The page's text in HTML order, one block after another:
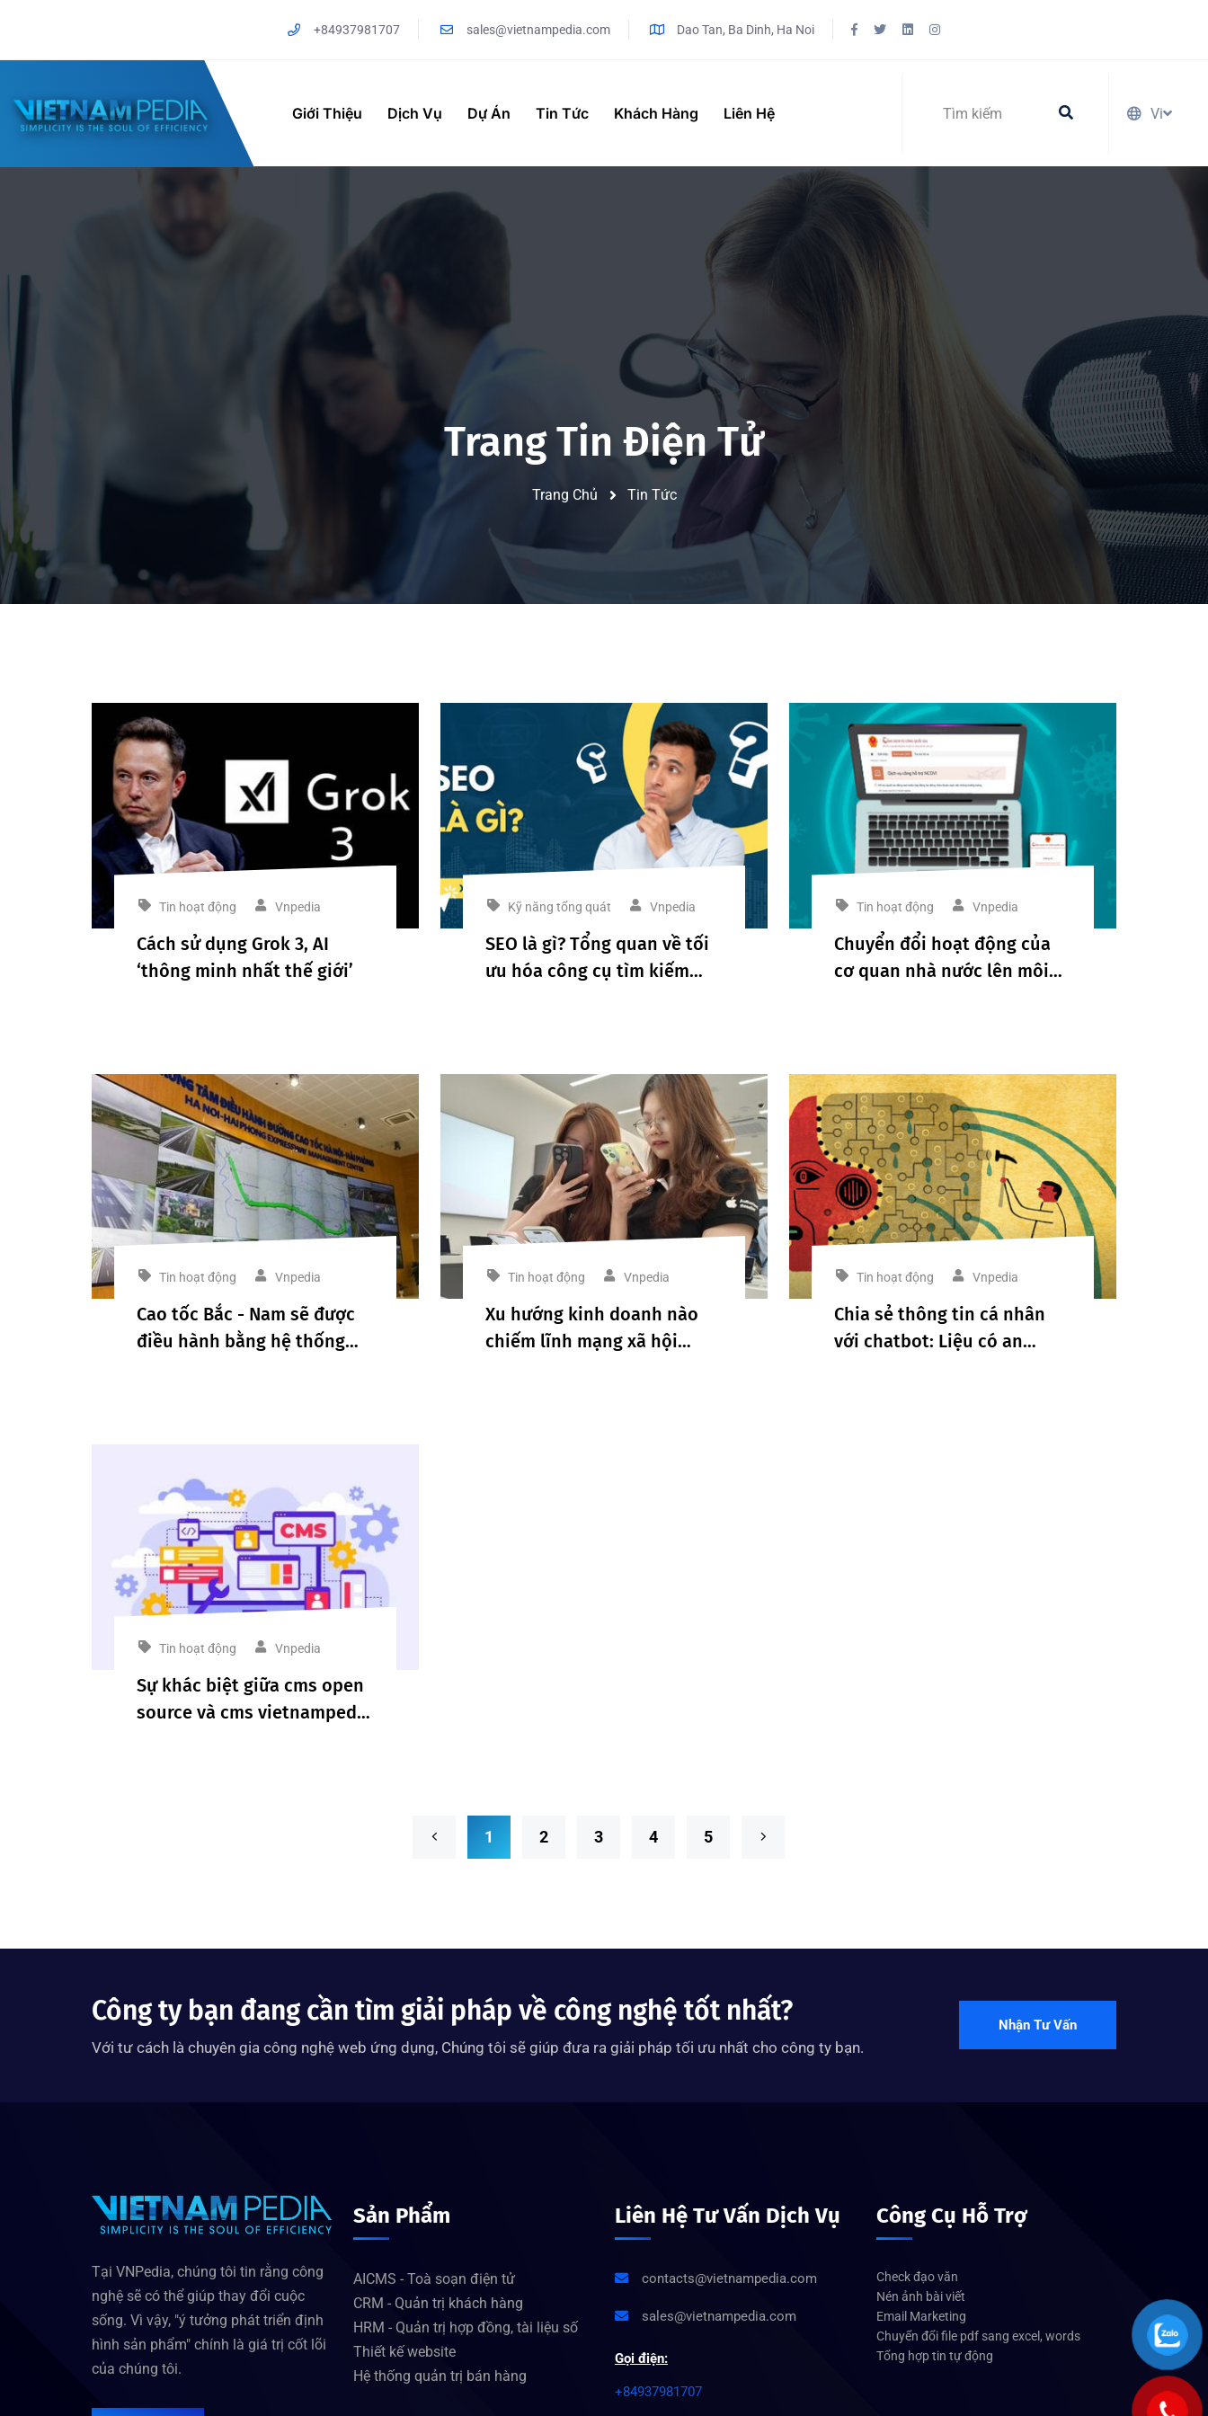
+84937981707 sales@vietnampedia.com Dao Tan, Ba Dinh, Ha Noi
Giới Thiệu Dịch Vụ Dự Án Tin Tức Khách Hàng Liên Hệ Vi
Trang Tin Điện Tử
Trang Chủ Tin Tức
Tin hoạt động Vnpedia
Cách sử dụng Grok 3, AI
‘thông minh nhất thế giới’
Kỹ năng tổng quát Vnpedia
SEO là gì? Tổng quan về tối
ưu hóa công cụ tìm kiếm
Tin hoạt động Vnpedia
Chuyển đổi hoạt động của
cơ quan nhà nước lên môi
Tin hoạt động Vnpedia
Cao tốc Bắc - Nam sẽ được
điều hành bằng hệ thống
Tin hoạt động Vnpedia
Xu hướng kinh doanh nào
chiếm lĩnh mạng xã hội
Tin hoạt động Vnpedia
Chia sẻ thông tin cá nhân
với chatbot: Liệu có an
Tin hoạt động Vnpedia
Sự khác biệt giữa cms open
source và cms vietnampedia
1 2 3 4 5
Công ty bạn đang cần tìm giải pháp về công nghệ tốt nhất?
Với tư cách là chuyên gia công nghệ web ứng dụng, Chúng tôi sẽ giúp đưa ra giải pháp tối ưu nhất cho công ty bạn.
Nhận Tư Vấn
Tại VNPedia, chúng tôi tin rằng công
nghệ sẽ có thể giúp thay đổi cuộc
sống. Vì vậy, "ý tưởng phát triển định
hình sản phẩm" chính là giá trị cốt lõi
của chúng tôi.
Sản Phẩm
AICMS - Toà soạn điện tử
CRM - Quản trị khách hàng
HRM - Quản trị hợp đồng, tài liệu số
Thiết kế website
Hệ thống quản trị bán hàng
Liên Hệ Tư Vấn Dịch Vụ
contacts@vietnampedia.com
sales@vietnampedia.com
Gọi điện:
+84937981707
Công Cụ Hỗ Trợ
Check đạo văn
Nén ảnh bài viết
Email Marketing
Chuyển đổi file pdf sang excel, words
Tổng hợp tin tự động